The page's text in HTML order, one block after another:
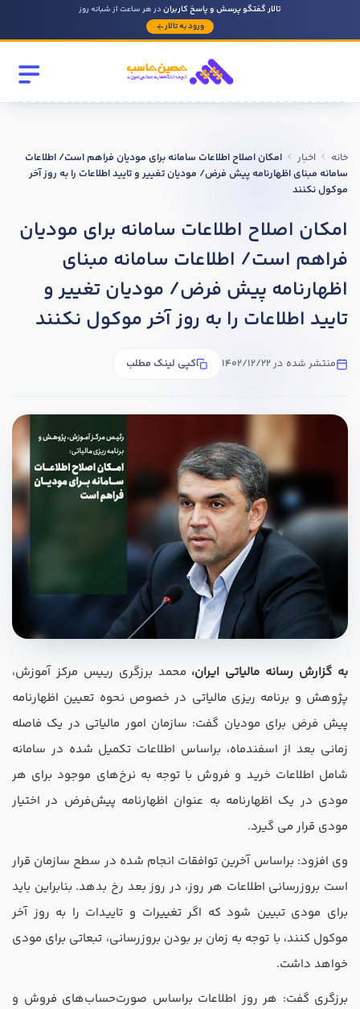
تالار گفتگو پرسش و پاسخ کاربراندر هر ساعت از شبانه روز
ورود به تالار
خانه اخبار
امکان اصلاح اطلاعات سامانه برای مودیان فراهم است/ اطلاعات
سامانه مبنای اظهارنامه پیش ‌فرض/ مودیان تغییر و تایید اطلاعات را به روز آخر
موکول نکنند
امکان اصلاح اطلاعات سامانه برای مودیان
فراهم است/ اطلاعات سامانه مبنای
اظهارنامه پیش ‌فرض/ مودیان تغییر و
تایید اطلاعات را به روز آخر موکول نکنند
منتشر شده در 1402/12/22 کپی لینک مطلب
به گزارش رسانه مالیاتی ایران، محمد برزگری رییس مرکز آموزش،
پژوهش و برنامه ‌ریزی مالیاتی در خصوص نحوه تعیین اظهارنامه
پیش ‌فرض برای مودیان گفت: سازمان امور مالیاتی در یک فاصله
زمانی بعد از اسفندماه، براساس اطلاعات تکمیل شده در سامانه
شامل اطلاعات خرید و فروش با توجه به نرخ‌های موجود برای هر
مودی در یک اظهارنامه به عنوان اظهارنامه پیش‌فرض در اختیار
مودی قرار می‌ گیرد.
وی افزود: براساس آخرین توافقات انجام شده در سطح سازمان قرار
است بروزرسانی اطلاعات هر روز، در روز بعد رخ بدهد. بنابراین باید
برای مودی تبیین شود که اگر تغییرات و تاییدات را به روز آخر
موکول کنند، با توجه به زمان ‌بر بودن بروزرسانی، تبعاتی برای مودی
خواهد داشت.
برزگری گفت: هر روز اطلاعات براساس صورت‌حساب‌های فروش و
سابقه کار حسابداری
روحیه رهبری دارید ؟
بله
خیر
در صورتی که سابقه دارید توضیح مختصر از فعالیتی که در حسابداری
در صورتی که سابقه دارید ، چه مهارت هایی در حسابداری دارید؟
هدف شما از آموزش چیست ؟
ارتقا
استخدام و شروع کار حسابداری
هدف بلند مدت شما از آموزش چیست ؟
ثبت شرکت حسابداری
تدریس
کار آفرینی
ارتقا به حسابدار حرفه ای